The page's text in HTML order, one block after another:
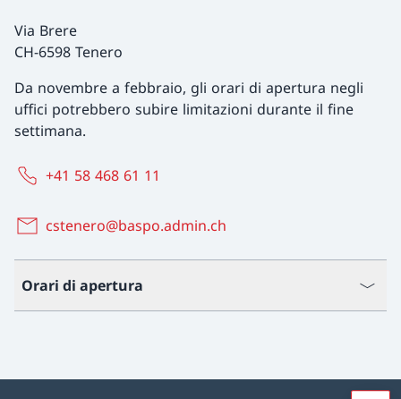
Via Brere
CH-6598 Tenero
Da novembre a febbraio, gli orari di apertura negli
uffici potrebbero subire limitazioni durante il fine
settimana.
+41 58 468 61 11
cstenero@baspo.admin.ch
Orari di apertura